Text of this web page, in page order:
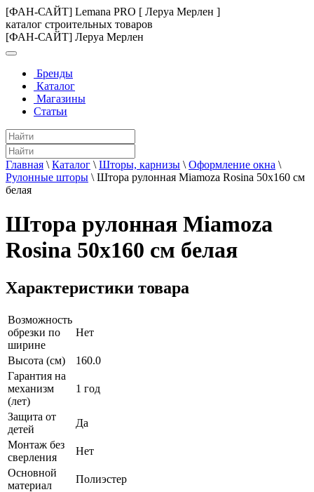
[ФАН-САЙТ] Lemana PRO [ Леруа Мерлен ]
каталог строительных товаров
[ФАН-САЙТ] Леруа Мерлен
Бренды
Каталог
Магазины
Статьи
Главная \ Каталог \ Шторы, карнизы \ Оформление окна \
Рулонные шторы \ Штора рулонная Miamoza Rosina 50x160 см
белая
Штора рулонная Miamoza
Rosina 50x160 см белая
Характеристики товара
Возможность
обрезки по
ширине
Нет
Высота (см)
160.0
Гарантия на
механизм
(лет)
1 год
Защита от
детей
Да
Монтаж без
сверления
Нет
Основной
материал
Полиэстер